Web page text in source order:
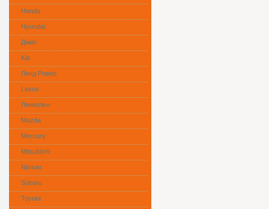
Honda
Hyundai
Джип
Kia
Ленд Ровер
Lexus
Линкольн
Mazda
Mercury
Mitsubishi
Nissan
Subaru
Toyota